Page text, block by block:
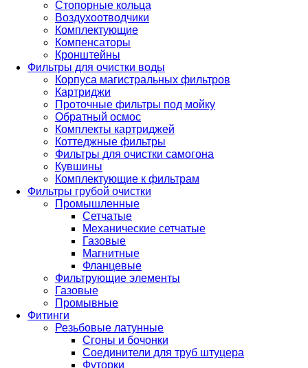
Стопорные кольца
Воздухоотводчики
Комплектующие
Компенсаторы
Кронштейны
Фильтры для очистки воды
Корпуса магистральных фильтров
Картриджи
Проточные фильтры под мойку
Обратный осмос
Комплекты картриджей
Коттеджные фильтры
Фильтры для очистки самогона
Кувшины
Комплектующие к фильтрам
Фильтры грубой очистки
Промышленные
Сетчатые
Механические сетчатые
Газовые
Магнитные
Фланцевые
Фильтрующие элементы
Газовые
Промывные
Фитинги
Резьбовые латунные
Сгоны и бочонки
Соединители для труб штуцера
Футорки